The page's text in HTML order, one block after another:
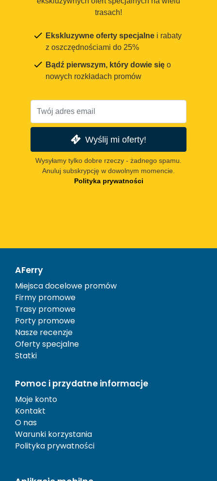
trasach!
Ekskluzywne oferty specjalne i rabaty
z oszczędnościami do 25%
Bądź pierwszym, który dowie się o
nowych rozkładach promów
Wyślij mi oferty!
Wysyłamy tylko dobre rzeczy - żadnego spamu.
Anuluj subskrypcję w dowolnym momencie.
Polityka prywatności
AFerry
Miejsca docelowe promów
Firmy promowe
Trasy promowe
Porty promowe
Nasze recenzje
Oferty specjalne
Statki
Pomoc i przydatne informacje
Moje konto
Kontakt
O nas
Warunki korzystania
Polityka prywatności